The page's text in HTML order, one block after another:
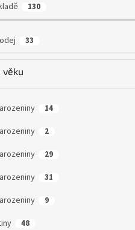
130
33
věku
14
2
29
31
9
48